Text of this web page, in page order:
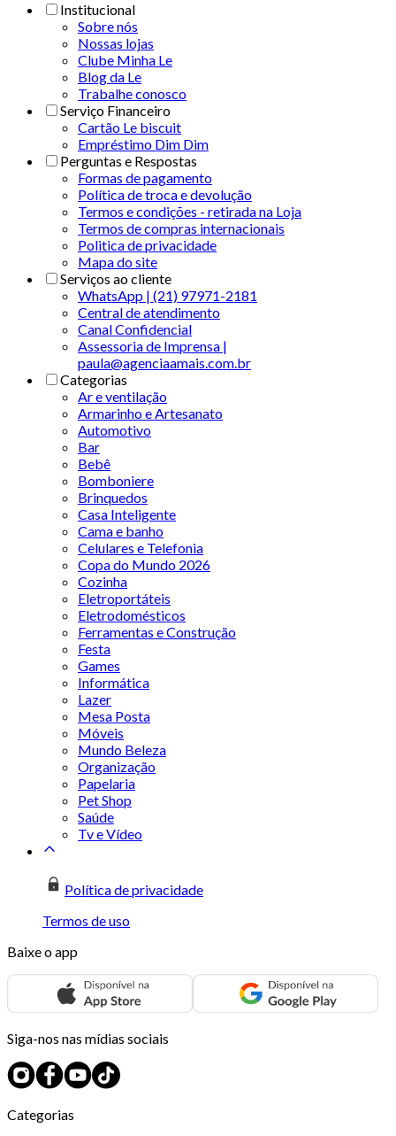
Institucional
Sobre nós
Nossas lojas
Clube Minha Le
Blog da Le
Trabalhe conosco
Serviço Financeiro
Cartão Le biscuit
Empréstimo Dim Dim
Perguntas e Respostas
Formas de pagamento
Política de troca e devolução
Termos e condições - retirada na Loja
Termos de compras internacionais
Politica de privacidade
Mapa do site
Serviços ao cliente
WhatsApp | (21) 97971-2181
Central de atendimento
Canal Confidencial
Assessoria de Imprensa |
paula@agenciaamais.com.br
Categorias
Ar e ventilação
Armarinho e Artesanato
Automotivo
Bar
Bebê
Bomboniere
Brinquedos
Casa Inteligente
Cama e banho
Celulares e Telefonia
Copa do Mundo 2026
Cozinha
Eletroportáteis
Eletrodomésticos
Ferramentas e Construção
Festa
Games
Informática
Lazer
Mesa Posta
Móveis
Mundo Beleza
Organização
Papelaria
Pet Shop
Saúde
Tv e Vídeo
Política de privacidade
Termos de uso
Baixe o app
Siga-nos nas mídias sociais
Categorias